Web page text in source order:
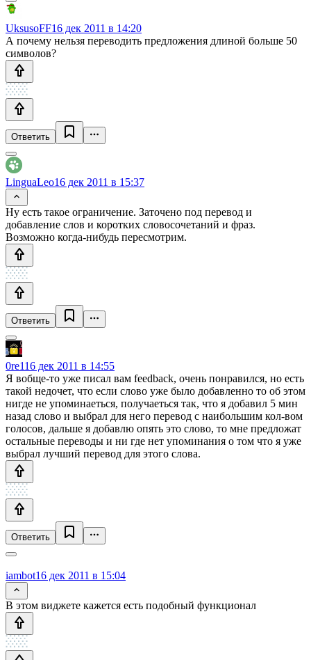
UksusoFF16 дек 2011 в 14:20
А почему нельзя переводить предложения длиной больше 50
символов?
Ответить
LinguaLeo16 дек 2011 в 15:37
Ну есть такое ограничение. Заточено под перевод и
добавление слов и коротких словосочетаний и фраз.
Возможно когда-нибудь пересмотрим.
Ответить
0re116 дек 2011 в 14:55
Я вобще-то уже писал вам feedback, очень понравился, но есть
такой недочет, что если слово уже было добавленно то об этом
нигде не упоминаеться, получаеться так, что я добавил 5 мин
назад слово и выбрал для него перевод с наибольшим кол-вом
голосов, дальше я добавлю опять это слово, то мне предложат
остальные переводы и ни где нет упоминания о том что я уже
выбрал лучший перевод для этого слова.
Ответить
iambot16 дек 2011 в 15:04
В этом виджете кажется есть подобный функционал